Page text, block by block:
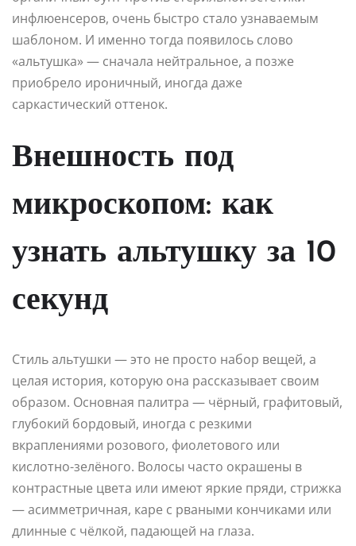
инфлюенсеров, очень быстро стало узнаваемым
шаблоном. И именно тогда появилось слово
«альтушка» — сначала нейтральное, а позже
приобрело ироничный, иногда даже
саркастический оттенок.
Внешность под
микроскопом: как
узнать альтушку за 10
секунд
Стиль альтушки — это не просто набор вещей, а
целая история, которую она рассказывает своим
образом. Основная палитра — чёрный, графитовый,
глубокий бордовый, иногда с резкими
вкраплениями розового, фиолетового или
кислотно-зелёного. Волосы часто окрашены в
контрастные цвета или имеют яркие пряди, стрижка
— асимметричная, каре с рваными кончиками или
длинные с чёлкой, падающей на глаза.